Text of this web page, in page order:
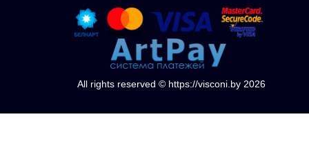
All rights reserved © https://visconi.by 2026